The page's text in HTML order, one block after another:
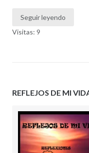
Seguir leyendo
Visitas: 9
REFLEJOS DE MI